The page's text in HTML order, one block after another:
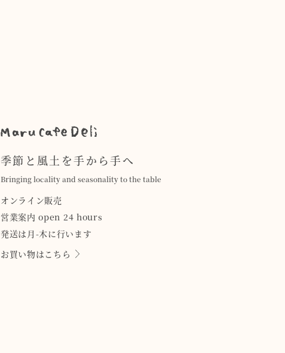
季節と風土を手から手へ
Bringing locality and seasonality to the table
オンライン販売
営業案内 open 24 hours
発送は月-木に行います
お買い物はこちら